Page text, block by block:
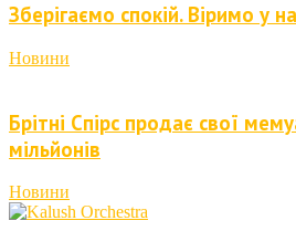
Зберігаємо спокій. Віримо у
Новини
Брітні Спірс продає свої
мільйонів
Новини